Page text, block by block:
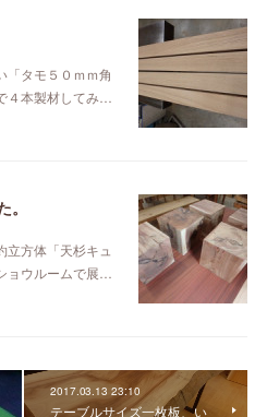
「タモ５０ｍｍ角
４本製材してみ…
方体「天杉キュ
ョウルームで展…
2017.03.13 23:10
テーブルサイズ一枚板、い